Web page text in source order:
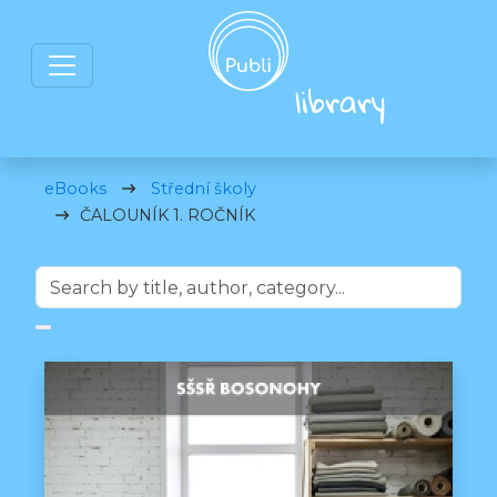
eBooks
Střední školy
ČALOUNÍK 1. ROČNÍK